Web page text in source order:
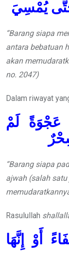
يُمْسِيَ
“Barang siapa
antara bebatuan
akan
no. 2047)
Dalam riwayat
عَجْوَةً لَمْ
“Barang siapa
ajwah (salah
Rasulullah
أَوْ إِنَّهَا